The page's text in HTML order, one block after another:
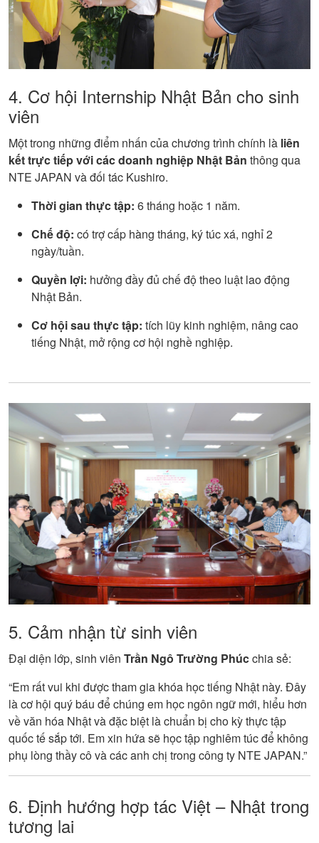
4. Cơ hội Internship Nhật Bản cho sinh
viên
Một trong những điểm nhấn của chương trình chính là liên
kết trực tiếp với các doanh nghiệp Nhật Bản thông qua
NTE JAPAN và đối tác Kushiro.
Thời gian thực tập: 6 tháng hoặc 1 năm.
Chế độ: có trợ cấp hàng tháng, ký túc xá, nghỉ 2
ngày/tuần.
Quyền lợi: hưởng đầy đủ chế độ theo luật lao động
Nhật Bản.
Cơ hội sau thực tập: tích lũy kinh nghiệm, nâng cao
tiếng Nhật, mở rộng cơ hội nghề nghiệp.
5. Cảm nhận từ sinh viên
Đại diện lớp, sinh viên Trần Ngô Trường Phúcchia sẻ:
“Em rất vui khi được tham gia khóa học tiếng Nhật này. Đây
là cơ hội quý báu để chúng em học ngôn ngữ mới, hiểu hơn
về văn hóa Nhật và đặc biệt là chuẩn bị cho kỳ thực tập
quốc tế sắp tới. Em xin hứa sẽ học tập nghiêm túc để không
phụ lòng thầy cô và các anh chị trong công ty NTE JAPAN.”
6. Định hướng hợp tác Việt – Nhật trong
tương lai